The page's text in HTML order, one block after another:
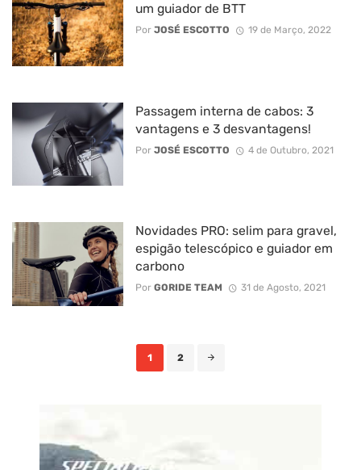
um guiador de BTT
Por JOSÉ ESCOTTO 19 de Março, 2022
Passagem interna de cabos: 3
vantagens e 3 desvantagens!
Por JOSÉ ESCOTTO 4 de Outubro, 2021
Novidades PRO: selim para gravel,
espigão telescópico e guiador em
carbono
Por GORIDE TEAM 31 de Agosto, 2021
1 2